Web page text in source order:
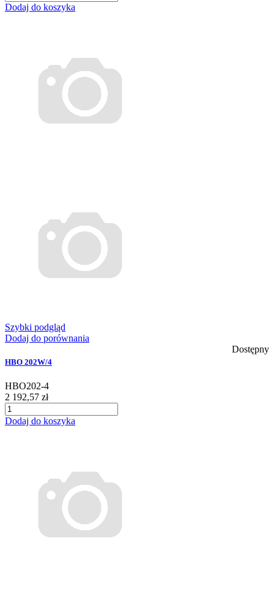
Dodaj do koszyka
Szybki podgląd
Dodaj do porównania
Dostępny
HBO 202W/4
HBO202-4
2 192,57 zł
Dodaj do koszyka